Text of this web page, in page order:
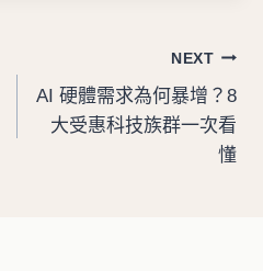
NEXT
AI 硬體需求為何暴增？8
大受惠科技族群一次看
懂